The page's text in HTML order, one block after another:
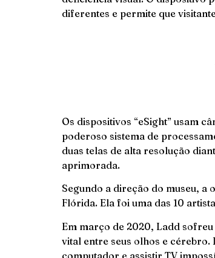
diferentes e permite que
Os dispositivos “eSight” usam
poderoso sistema de
duas telas de alta resolução
aprimorada.
Segundo a direção do museu,
Flórida. Ela foi uma das 10
Em março de 2020, Ladd
vital entre seus olhos e
computador e assistir TV